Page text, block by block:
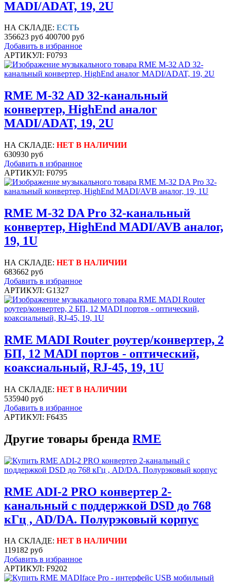
MADI/ADAT, 19, 2U
НА СКЛАДЕ: ЕСТЬ
356623 руб 400700 руб
Добавить в избранное
АРТИКУЛ: F0793
RME M-32 AD 32-канальный
конвертер, HighEnd аналог
MADI/ADAT, 19, 2U
НА СКЛАДЕ: НЕТ В НАЛИЧИИ
630930 руб
Добавить в избранное
АРТИКУЛ: F0795
RME M-32 DA Pro 32-канальный
конвертер, HighEnd MADI/AVB аналог,
19, 1U
НА СКЛАДЕ: НЕТ В НАЛИЧИИ
683662 руб
Добавить в избранное
АРТИКУЛ: G1327
RME MADI Router роутер/конвертер, 2
БП, 12 MADI портов - оптический,
коаксиальный, RJ-45, 19, 1U
НА СКЛАДЕ: НЕТ В НАЛИЧИИ
535940 руб
Добавить в избранное
АРТИКУЛ: F6435
Другие товары бренда RME
RME ADI-2 PRO конвертер 2-
канальный с поддержкой DSD до 768
кГц , AD/DA. Полурэковый корпус
НА СКЛАДЕ: НЕТ В НАЛИЧИИ
119182 руб
Добавить в избранное
АРТИКУЛ: F9202